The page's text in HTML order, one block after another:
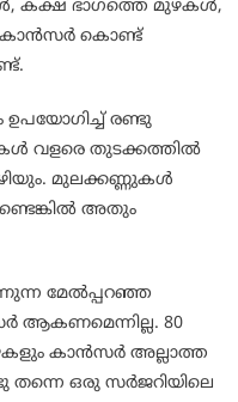
കക്ഷ ഭാഗത്തെ മുഴകള്‍,
കാന്‍സര്‍ കൊണ്ട്
രണ്ടു
വളരെ തുടക്കത്തില്‍
മുലക്കണ്ണുകള്‍
അതും
മേല്‍പ്പറഞ്ഞ
ആകണമെന്നില്ല. 80
കാന്‍സര്‍ അല്ലാത്ത
ഒരു സര്‍ജറിയിലെ